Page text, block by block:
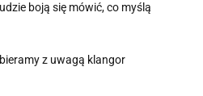
boją się mówić, co myślą
z uwagą klangor